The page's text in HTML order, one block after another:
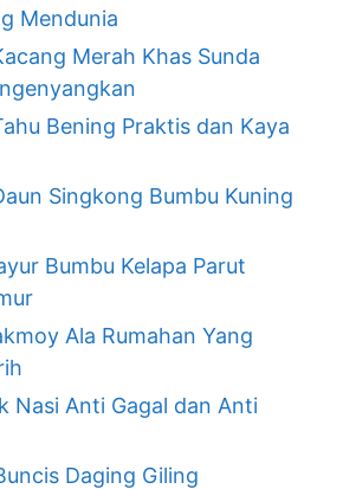
Mendunia
Merah Khas Sunda
Bening Praktis dan Kaya
Singkong Bumbu Kuning
Bumbu Kelapa Parut
Ala Rumahan Yang
Nasi Anti Gagal dan Anti
Daging Giling